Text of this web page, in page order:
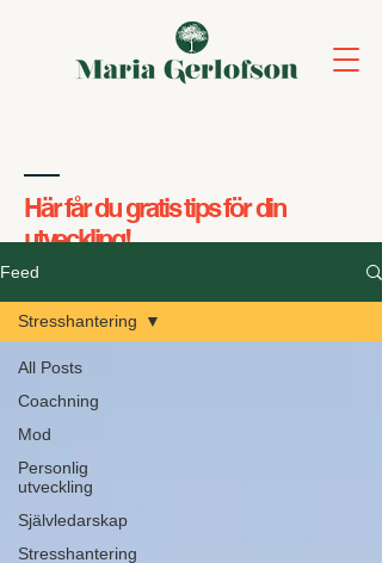
Här får du gratis tips för din
utveckling!
Feed
All Posts
Coachning
Mod
Personlig
utveckling
Självledarskap
Stresshantering
Stresshantering